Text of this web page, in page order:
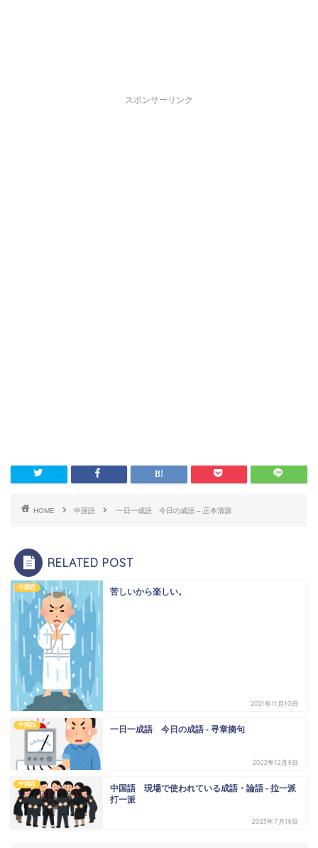
スポンサーリンク
HOME 中国語 一日一成語 今日の成語 – 正本清源
RELATED POST
中国語 苦しいから楽しい。
2021年11月10日
中国語 一日一成語 今日の成語 - 寻章摘句
2022年12月9日
中国語
中国語 現場で使われている成語・論語 - 拉一派
打一派
2023年7月16日